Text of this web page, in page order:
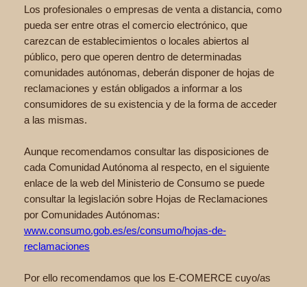
Los profesionales o empresas de venta a distancia, como
pueda ser entre otras el comercio electrónico, que
carezcan de establecimientos o locales abiertos al
público, pero que operen dentro de determinadas
comunidades autónomas, deberán disponer de hojas de
reclamaciones y están obligados a informar a los
consumidores de su existencia y de la forma de acceder
a las mismas.
Aunque recomendamos consultar las disposiciones de
cada Comunidad Autónoma al respecto, en el siguiente
enlace de la web del Ministerio de Consumo se puede
consultar la legislación sobre Hojas de Reclamaciones
por Comunidades Autónomas:
www.consumo.gob.es/es/consumo/hojas-de-
reclamaciones
Por ello recomendamos que los E-COMERCE cuyo/as